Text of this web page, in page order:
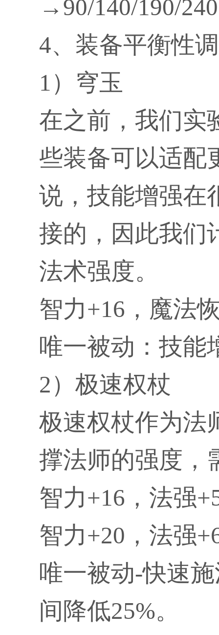
→90/140/190/
4、装备平衡性
1）穹玉
在之前，我们实
些装备可以适配
说，技能增强在
接的，因此我们
法术强度。
智力+16，魔法
唯一被动：技
2）极速权杖
极速权杖作为法
撑法师的强度，
智力+16，法强
智力+20，法强
唯一被动-快速
间降低25%。